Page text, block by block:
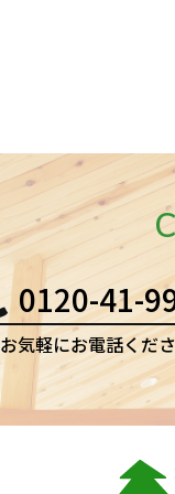
0120-41-
お気軽にお電話くだ